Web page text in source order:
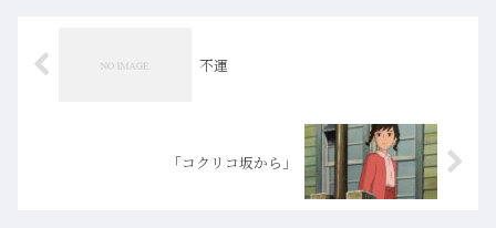
不運
「コクリコ坂から」